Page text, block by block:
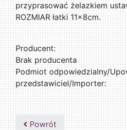
przyprasować żelazkiem
ROZMIAR łatki 11x8cm.
Producent:
Brak producenta
Podmiot odpowiedzialny/
przedstawiciel/Importer:
Powrót